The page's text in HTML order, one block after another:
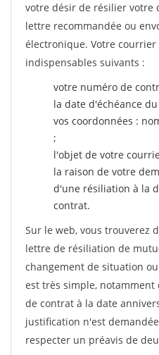
votre désir de résilier votre
lettre recommandée ou
électronique. Votre
indispensables suivants :
votre numéro de
la date d'échéance
vos coordonnées :
;
l'objet de votre
la raison de votre
d'une résiliation à la
contrat.
Sur le web, vous trouverez
lettre de résiliation de
changement de situation
est très simple,
de contrat à la date
justification n'est
respecter un préavis de